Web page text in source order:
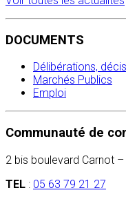
DOCUMENTS
Délibérations,
Marchés Publics
Emploi
Communauté de
2 bis boulevard Carnot
TEL : 05 63 79 21 27